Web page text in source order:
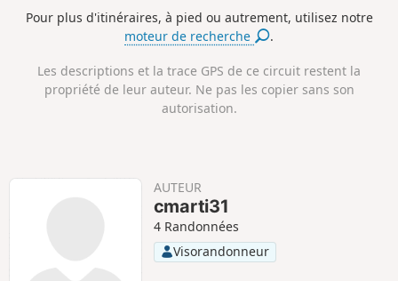
é
p
s
i
é
n
g
a
t
i
Pour plus d'itinéraires, à pied ou autrement, utilisez notre
moteur de recherche
.
Les descriptions et la trace GPS de ce circuit restent la
propriété de leur auteur. Ne pas les copier sans son
autorisation.
AUTEUR
cmarti31
4 Randonnées
Visorandonneur